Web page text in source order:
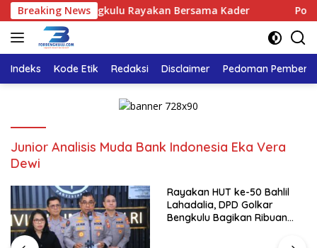
Langsung
ke
konten
Breaking News
Golkar Bengkulu Rayakan Bersama Kader Polri
Indeks Kode Etik Redaksi Disclaimer Pedoman
Junior Analisis Muda Bank Indonesia Eka Vera
Dewi
Rayakan HUT ke-50 Bahlil
Lahadalia, DPD Golkar
Bengkulu Bagikan Ribuan